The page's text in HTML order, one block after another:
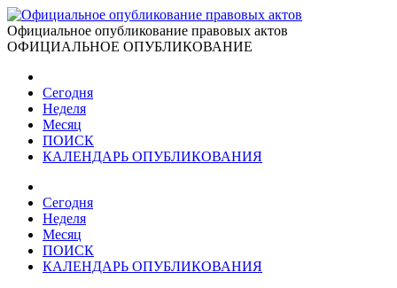
Официальное опубликование правовых актов
ОФИЦИАЛЬНОЕ ОПУБЛИКОВАНИЕ
Сегодня
Неделя
Месяц
ПОИСК
КАЛЕНДАРЬ ОПУБЛИКОВАНИЯ
Сегодня
Неделя
Месяц
ПОИСК
КАЛЕНДАРЬ ОПУБЛИКОВАНИЯ